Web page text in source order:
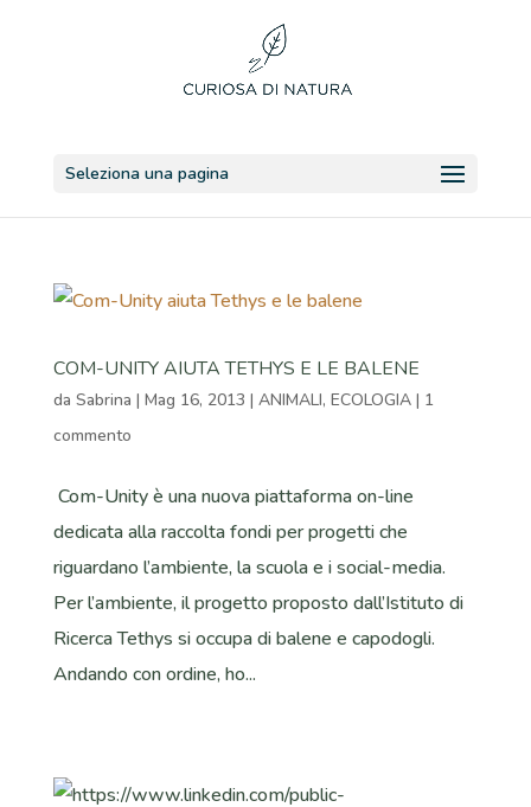
Seleziona una pagina
COM-UNITY AIUTA TETHYS E LE BALENE
da Sabrina | Mag 16, 2013 | ANIMALI, ECOLOGIA| 1
commento
Com-Unity è una nuova piattaforma on-line
dedicata alla raccolta fondi per progetti che
riguardano l’ambiente, la scuola e i social-media.
Per l’ambiente, il progetto proposto dall’Istituto di
Ricerca Tethys si occupa di balene e capodogli.
Andando con ordine, ho...